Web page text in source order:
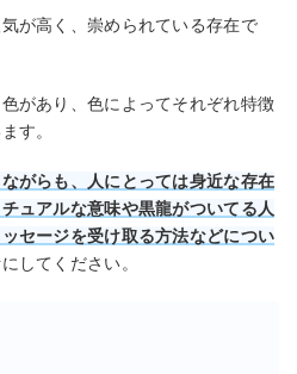
が高く、崇められている存在で
があり、色によってそれぞれ特徴
す。
がらも、人にとっては身近な存在
ュアルな意味や黒龍がついてる人
セージを受け取る方法などについ
してください。